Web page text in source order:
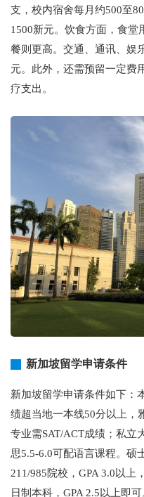
支，校内宿舍每月约500至
1500新元。饮食方面，食堂
餐则更高。交通、通讯、娱
元。此外，还需预留一定费
疗支出。
新加坡留学申请条件
新加坡留学申请条件如下：
绩超当地一本线50分以上，
专业需SAT/ACT成绩；私立
思5.5-6.0可配语言课程。硕
211/985院校，GPA 3.0以上
日制本科，GPA 2.5以上即